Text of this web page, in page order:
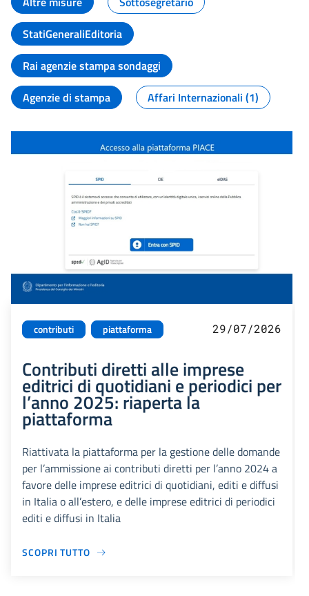
StatiGeneraliEditoria
Rai agenzie stampa sondaggi
Agenzie di stampa
Affari Internazionali (1)
contributi piattaforma 29/07/2026
Contributi diretti alle imprese
editrici di quotidiani e periodici per
l’anno 2025: riaperta la
piattaforma
Riattivata la piattaforma per la gestione delle domande
per l’ammissione ai contributi diretti per l’anno 2024 a
favore delle imprese editrici di quotidiani, editi e diffusi
in Italia o all’estero, e delle imprese editrici di periodici
editi e diffusi in Italia
SCOPRI TUTTO